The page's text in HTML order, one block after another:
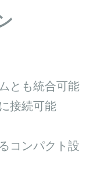
とも統合可能
接続可能
コンパクト設